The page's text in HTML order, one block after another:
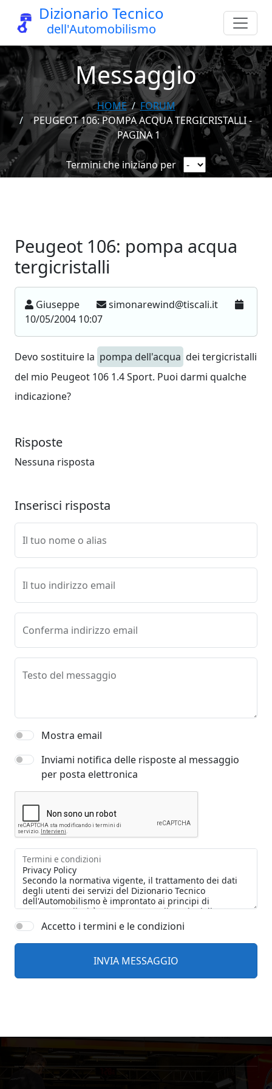
Dizionario Tecnico
dell'Automobilismo
Messaggio
HOME
FORUM
PEUGEOT 106: POMPA ACQUA TERGICRISTALLI -
PAGINA 1
Termini che iniziano per
Peugeot 106: pompa acqua
tergicristalli
Giuseppe
simonarewind@tiscali.it
10/05/2004 10:07
Devo sostituire la pompa dell'acqua dei tergicristalli
del mio Peugeot 106 1.4 Sport. Puoi darmi qualche
indicazione?
Risposte
Nessuna risposta
Inserisci risposta
Il tuo nome o alias
Il tuo indirizzo email
Conferma indirizzo email
Testo del messaggio
Mostra email
Inviami notifica delle risposte al messaggio
per posta elettronica
Termini e condizioni
Accetto i termini e le condizioni